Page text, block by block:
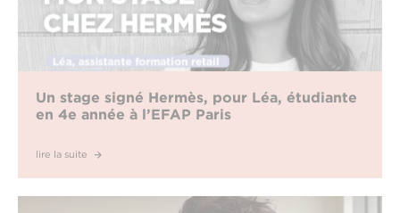
Un stage signé Hermès, pour Léa, étudiante
en 4e année à l’EFAP Paris
lire la suite